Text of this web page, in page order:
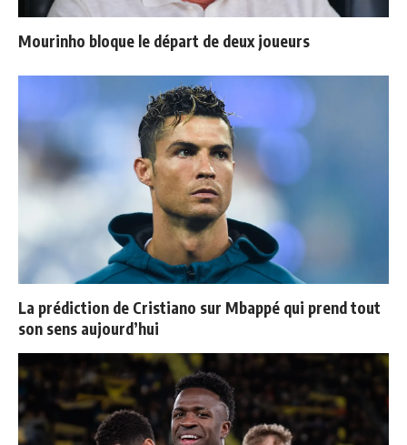
Mourinho bloque le départ de deux joueurs
La prédiction de Cristiano sur Mbappé qui prend tout
son sens aujourd’hui